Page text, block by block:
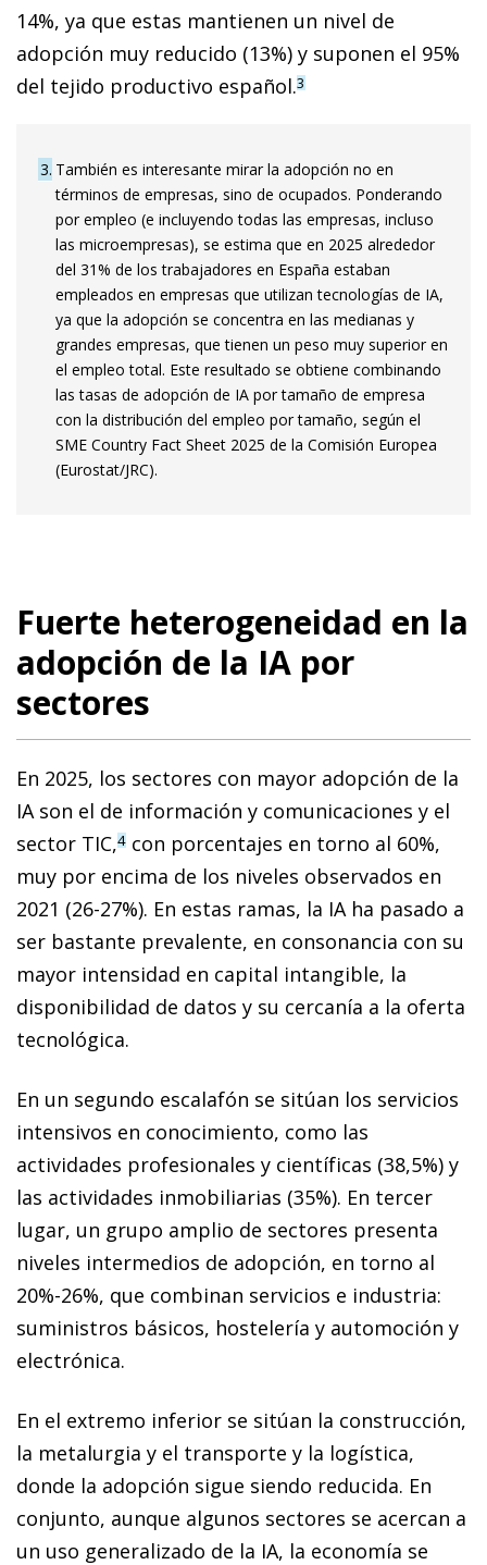
14%, ya que estas mantienen un nivel de
adopción muy reducido (13%) y suponen el 95%
del tejido productivo español.3
3 También es interesante mirar la adopción no en
términos de empresas, sino de ocupados. Ponderando
por empleo (e incluyendo todas las empresas, incluso
las microempresas), se estima que en 2025 alrededor
del 31% de los trabajadores en España estaban
empleados en empresas que utilizan tecnologías de IA,
ya que la adopción se concentra en las medianas y
grandes empresas, que tienen un peso muy superior en
el empleo total. Este resultado se obtiene combinando
las tasas de adopción de IA por tamaño de empresa
con la distribución del empleo por tamaño, según el
SME Country Fact Sheet 2025 de la Comisión Europea
(Eurostat/JRC).
Fuerte heterogeneidad en la
adopción de la IA por
sectores
En 2025, los sectores con mayor adopción de la
IA son el de información y comunicaciones y el
sector TIC,4 con porcentajes en torno al 60%,
muy por encima de los niveles observados en
2021 (26-27%). En estas ramas, la IA ha pasado a
ser bastante prevalente, en consonancia con su
mayor intensidad en capital intangible, la
disponibilidad de datos y su cercanía a la oferta
tecnológica.
En un segundo escalafón se sitúan los servicios
intensivos en conocimiento, como las
actividades profesionales y científicas (38,5%) y
las actividades inmobiliarias (35%). En tercer
lugar, un grupo amplio de sectores presenta
niveles intermedios de adopción, en torno al
20%-26%, que combinan servicios e industria:
suministros básicos, hostelería y automoción y
electrónica.
En el extremo inferior se sitúan la construcción,
la metalurgia y el transporte y la logística,
donde la adopción sigue siendo reducida. En
conjunto, aunque algunos sectores se acercan a
un uso generalizado de la IA, la economía se